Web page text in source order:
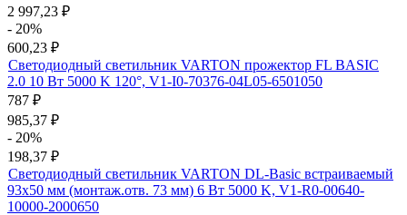
2 997,23 ₽
- 20%
600,23 ₽
Светодиодный светильник VARTON прожектор FL BASIC
2.0 10 Вт 5000 K 120°, V1-I0-70376-04L05-6501050
787 ₽
985,37 ₽
- 20%
198,37 ₽
Светодиодный светильник VARTON DL-Basic встраиваемый
93х50 мм (монтаж.отв. 73 мм) 6 Вт 5000 K, V1-R0-00640-
10000-2000650